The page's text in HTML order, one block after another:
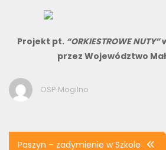
Projekt pt. “ORKIESTROWE NUTY”
przez Województwo
OSP Mogilno
Nawigacja
Paszyn – zadymienie w Szkole